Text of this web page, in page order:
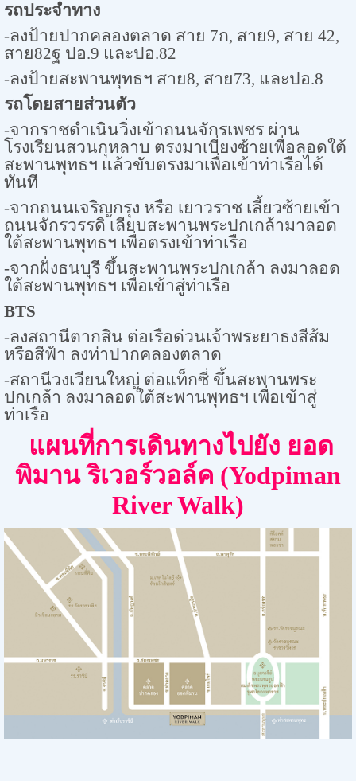
รถประจำทาง
-ลงป้ายปากคลองตลาด สาย 7ก, สาย9, สาย 42,
สาย82ฐ ปอ.9 และปอ.82
-ลงป้ายสะพานพุทธฯ สาย8, สาย73, และปอ.8
รถโดยสายส่วนตัว
-จากราชดำเนินวิ่งเข้าถนนจักรเพชร ผ่าน
โรงเรียนสวนกุหลาบ ตรงมาเบี่ยงซ้ายเพื่อลอดใต้
สะพานพุทธฯ แล้วขับตรงมาเพื่อเข้าท่าเรือได้
ทันที
-จากถนนเจริญกรุง หรือ เยาวราช เลี้ยวซ้ายเข้า
ถนนจักรวรรดิ เลียบสะพานพระปกเกล้ามาลอด
ใต้สะพานพุทธฯ เพื่อตรงเข้าท่าเรือ
-จากฝั่งธนบุรี ขึ้นสะพานพระปกเกล้า ลงมาลอด
ใต้สะพานพุทธฯ เพื่อเข้าสู่ท่าเรือ
BTS
-ลงสถานีตากสิน ต่อเรือด่วนเจ้าพระยาธงสีส้ม
หรือสีฟ้า ลงท่าปากคลองตลาด
-สถานีวงเวียนใหญ่ ต่อแท็กซี่ ขึ้นสะพานพระ
ปกเกล้า ลงมาลอดใต้สะพานพุทธฯ เพื่อเข้าสู่
ท่าเรือ
แผนที่การเดินทางไปยัง ยอด
พิมาน ริเวอร์วอล์ค (Yodpiman
River Walk)